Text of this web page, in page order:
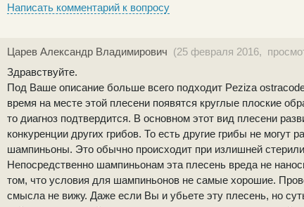
Написать комментарий к вопросу
Царев Александр Владимирович (25 февраля 2016,
Здравствуйте.
Под Ваше описание больше всего подходит Peziza
время на месте этой плесени появятся круглые плоские
то диагноз подтвердится. В основном этот вид плесени
конкуренции других грибов. То есть другие грибы не могут
шампиньоны. Это обычно происходит при излишней
Непосредственно шампиньонам эта плесень вреда не
том, что условия для шампиньонов не самые хорошие.
смысла не вижу. Даже если Вы и убьете эту плесень, но